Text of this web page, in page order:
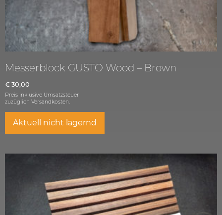
Messerblock GUSTO Wood – Brown
€ 30,00
Preis inklusive Umsatzsteuer
zuzüglich Versandkosten.
Aktuell nicht lagernd